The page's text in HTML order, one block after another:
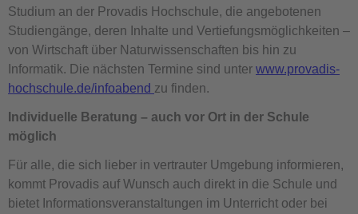
Studium an der Provadis Hochschule, die angebotenen
Studiengänge, deren Inhalte und Vertiefungsmöglichkeiten –
von Wirtschaft über Naturwissenschaften bis hin zu
Informatik. Die nächsten Termine sind unter www.provadis-
hochschule.de/infoabend zu finden.
Individuelle Beratung – auch vor Ort in der Schule
möglich
Für alle, die sich lieber in vertrauter Umgebung informieren,
kommt Provadis auf Wunsch auch direkt in die Schule und
bietet Informationsveranstaltungen im Unterricht oder bei